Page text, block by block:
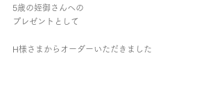
5歳の姪御さんへの
プレゼントとして
H様さまからオーダーいただきました